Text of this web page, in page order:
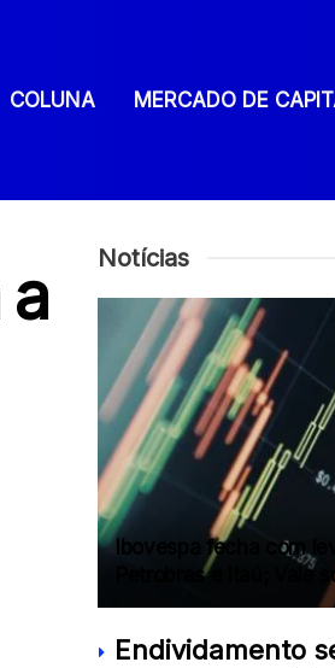
COLUNA MERCADO DE
Notícias
Ibovespa fecha com
Petrobras e Itaú; Vale
Endividamento